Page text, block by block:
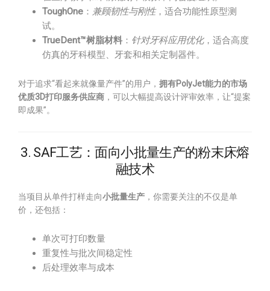
ToughOne ： 兼顾韧性与刚性，适合功能性原型测
试。
TrueDent™树脂材料 ： 针对牙科应用优化，适合高度
仿真的牙科模型、牙套和相关定制器件。
对于追求“看起来就像量产件”的用户， 拥有PolyJet能力的市场
优质3D打印服务供应商 ，可以大幅提高设计评审效率，让“提案
即成果”。
3. SAF工艺：面向小批量生产的粉末床熔
融技术
当项目从单件打样走向小批量生产 ，你需要关注的不仅是单
价，还包括：
单次可打印数量
重复性与批次间稳定性
后处理效率与成本